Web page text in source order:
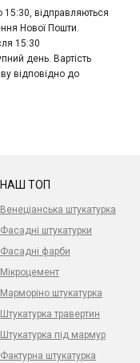
відправляються
Нової Пошти.
15:30
день. Вартість
відповідно до
НАШ ТОП
Венеціанська штукатурка
Фасадні штукатурки
Фасадні фарби
Мікроцемент
Марморіно штукатурка
Штукатурка травертин
Штукатурка під мармур
Фактурна штукатурка